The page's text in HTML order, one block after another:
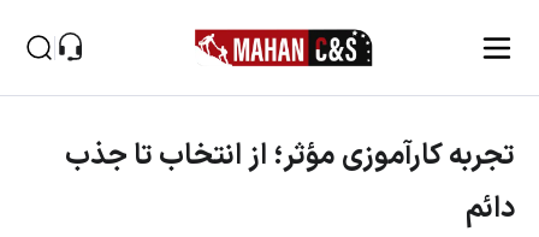
صفحه اصلی
تجربه کارآموزی مؤثر؛ از انتخاب تا جذب دائم
تجربه کارآموزی مؤثر؛ از انتخاب تا جذب
دائم